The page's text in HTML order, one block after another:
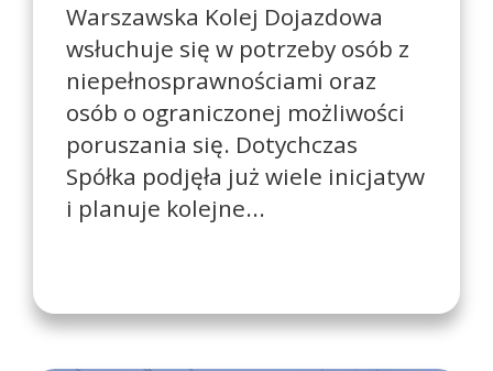
Warszawska Kolej Dojazdowa
wsłuchuje się w potrzeby osób z
niepełnosprawnościami oraz
osób o ograniczonej możliwości
poruszania się. Dotychczas
Spółka podjęła już wiele inicjatyw
i planuje kolejne...